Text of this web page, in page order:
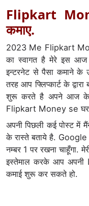
Flipkart
कमाए.
2023 Me Flipkart
का स्वागत है मेरे इस
इन्टरनेट से पैसा कमाने
तरह आप फ्लिप्कार्ट के
शुरू करते है अपने आज के
Flipkart Money se घर
अपनी पिछली कई पोस्ट
के रास्ते बताये है.
नम्बर 1 पर रखना चाहूँगा.
इस्तेमाल करके आप अपनी
कमाई शुरू कर सकते हो.